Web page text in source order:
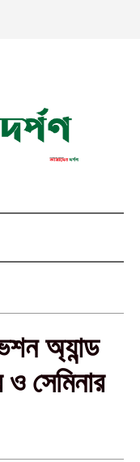
অ্যান্ড
ও সেমিনার